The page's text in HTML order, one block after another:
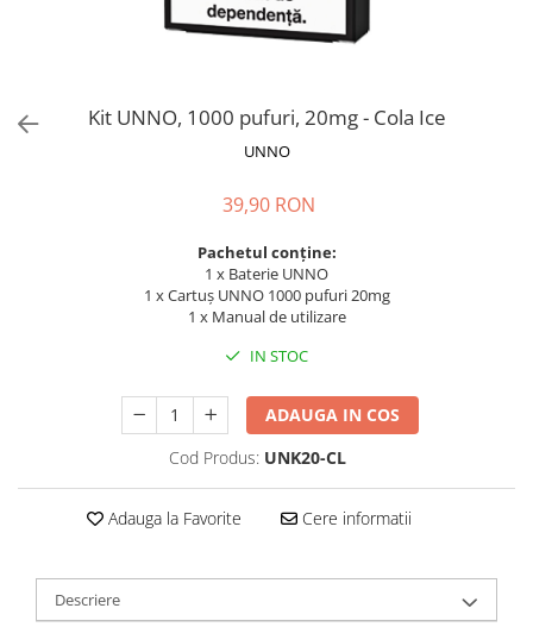
VAAL Vapebar Pro
VAAL Vapebar Pro 800 Kit-uri
Kit UNNO, 1000 pufuri, 20mg - Cola Ice
UNNO
39,90 RON
Pachetul conține:
1 x Baterie UNNO
1 x Cartuș UNNO 1000 pufuri 20mg
1 x Manual de utilizare
IN STOC
ADAUGA IN COS
Cod Produs: UNK20-CL
Adauga la Favorite Cere informatii
Descriere